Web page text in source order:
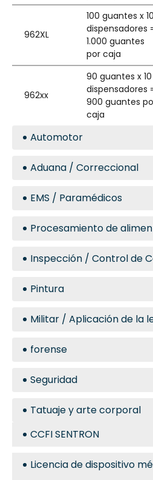
962XL
100 guantes x 10
dispensadores
1.000 guantes
por caja
962xx
90 guantes x 10
dispensadores
900 guantes
caja
Automotor
Aduana / Correccional
EMS / Paramédicos
Procesamiento de
Inspección / Control de
Pintura
Militar / Aplicación de la
forense
Seguridad
Tatuaje y arte corporal
CCFI SENTRON
Licencia de dispositivo